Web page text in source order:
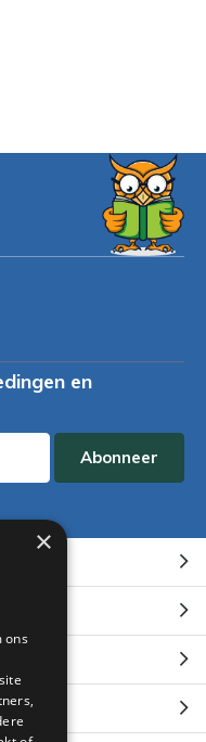
en
Abonneer
×
ons